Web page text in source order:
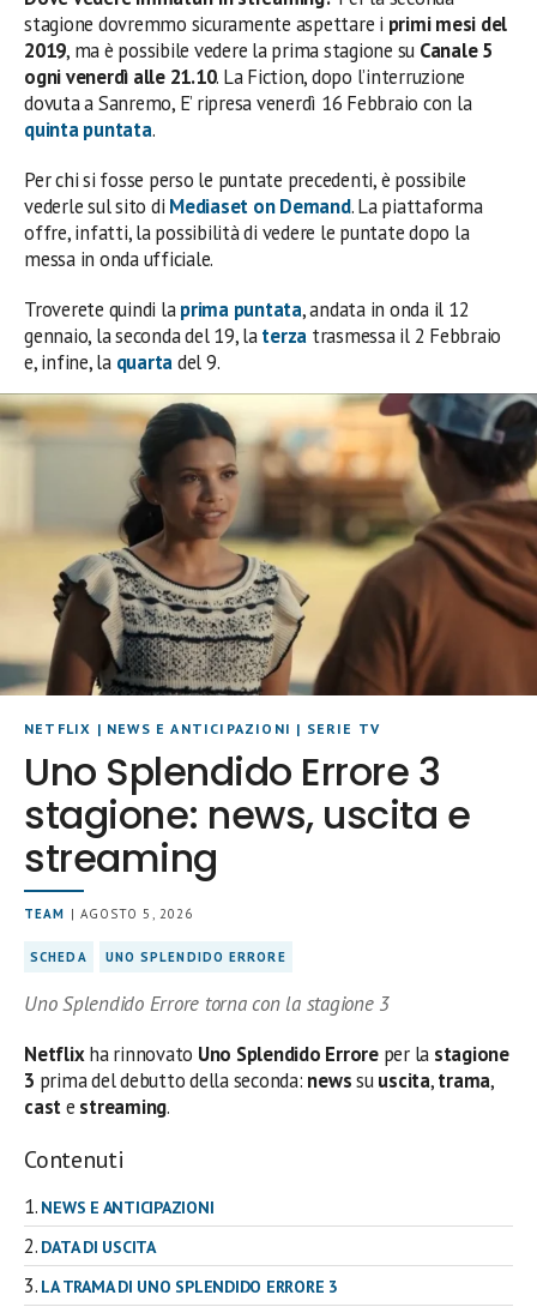
stagione dovremmo sicuramente aspettare i primi mesi del
2019, ma è possibile vedere la prima stagione su Canale 5
ogni venerdì alle 21.10. La Fiction, dopo l’interruzione
dovuta a Sanremo, E’ ripresa venerdì 16 Febbraio con la
quinta puntata.
Per chi si fosse perso le puntate precedenti, è possibile
vederle sul sito di Mediaset on Demand. La piattaforma
offre, infatti, la possibilità di vedere le puntate dopo la
messa in onda ufficiale.
Troverete quindi laprima puntata, andata in onda il 12
gennaio, la seconda del 19, laterza trasmessa il 2 Febbraio
e, infine, la quartadel 9.
NETFLIX | NEWS E ANTICIPAZIONI | SERIE TV
Uno Splendido Errore 3
stagione: news, uscita e
streaming
TEAM | AGOSTO 5, 2026
SCHEDA UNO SPLENDIDO ERRORE
Uno Splendido Errore torna con la stagione 3
Netflixha rinnovato Uno Splendido Erroreper la stagione
3 prima del debutto della seconda: newssuuscita,trama,
caste streaming.
Contenuti
NEWS E ANTICIPAZIONI
DATA DI USCITA
LA TRAMA DI UNO SPLENDIDO ERRORE 3